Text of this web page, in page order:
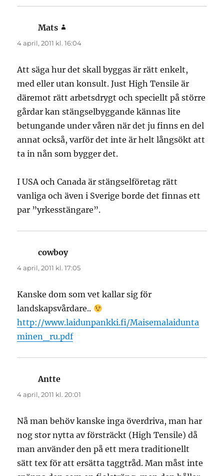
Mats
4 april, 2011 kl. 16:04
Att säga hur det skall byggas är rätt enkelt,
med eller utan konsult. Just High Tensile är
däremot rätt arbetsdrygt och speciellt på större
gårdar kan stängselbyggande kännas lite
betungande under våren när det ju finns en del
annat också, varför det inte är helt långsökt att
ta in nån som bygger det.
I USA och Canada är stängselföretag rätt
vanliga och även i Sverige borde det finnas ett
par ”yrkesstängare”.
cowboyskriver:
4 april, 2011 kl. 17:05
Kanske dom som vet kallar sig för
landskapsvårdare..
http://www.laidunpankki.fi/Maisemalaidunta
minen_ru.pdf
Antte
4 april, 2011 kl. 20:01
Nå man behöv kanske inga överdriva, man har
nog stor nytta av försträckt (High Tensile) då
man använder den på ett mera traditionellt
sätt tex för att ersätta taggtråd. Man måst inte